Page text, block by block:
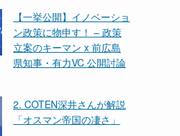
【一挙公開】イノベーショ
ン政策に物申す！ – 政策
立案のキーマン x 前広島
県知事・有力VC 公開討論
2. COTEN深井さんが解説
「オスマン帝国の凄さ」